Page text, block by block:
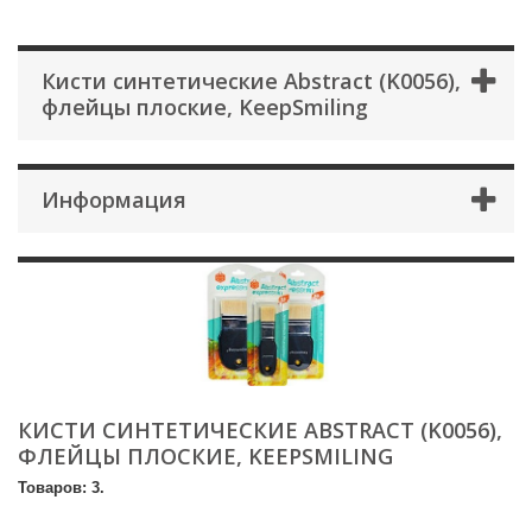
Кисти синтетические Abstract (K0056),
флейцы плоские, KeepSmiling
Информация
КИСТИ СИНТЕТИЧЕСКИЕ ABSTRACT (K0056),
ФЛЕЙЦЫ ПЛОСКИЕ, KEEPSMILING
Товаров: 3.